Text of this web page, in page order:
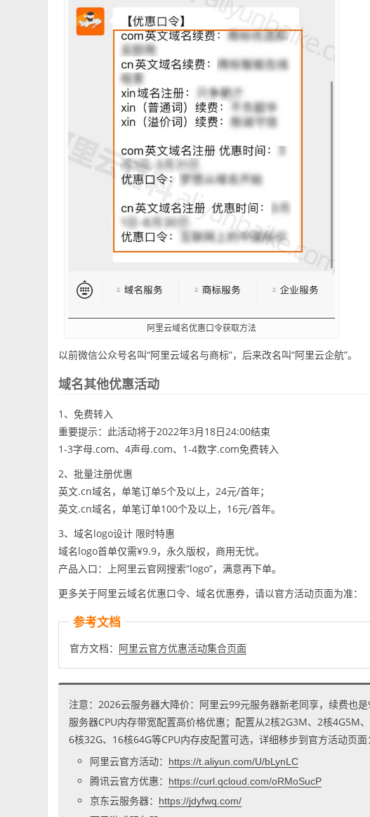
阿里云域名优惠口令获取方法
以前微信公众号名叫“阿里云域名与商标”，后来改名叫“阿里云企航”。
域名其他优惠活动
1、免费转入
重要提示：此活动将于2022年3月18日24:00结束
1-3字母.com、4声母.com、1-4数字.com免费转入
2、批量注册优惠
英文.cn域名，单笔订单5个及以上，24元/首年；
英文.cn域名，单笔订单100个及以上，16元/首年。
3、域名logo设计 限时特惠
域名logo首单仅需¥9.9，永久版权，商用无忧。
产品入口：上阿里云官网搜索“logo”，满意再下单。
更多关于阿里云域名优惠口令、域名优惠券，请以官方活动页面为准：
参考文档
官方文档： 阿里云官方优惠活动集合页面
注意：2026云服务器大降价：阿里云99元服务器新老同享，续费也
服务器CPU内存带宽配置高价格优惠；配置从2核2G3M、2核4G5M
6核32G、16核64G等CPU内存皮配置可选，详细移步到官方活动页面：
阿里云官方活动：
https://t.aliyun.com/U/bLynLC
腾讯云官方优惠： https://curl.qcloud.com/oRMoSucP
京东云服务器： https://jdyfwq.com/